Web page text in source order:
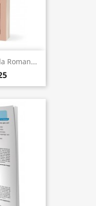
Roman...